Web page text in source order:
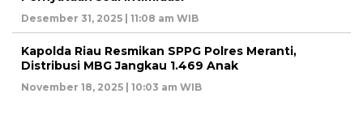
Desember 31, 2025 | 11:08 am WIB
Kapolda Riau Resmikan SPPG Polres Meranti,
Distribusi MBG Jangkau 1.469 Anak
November 18, 2025 | 10:03 am WIB